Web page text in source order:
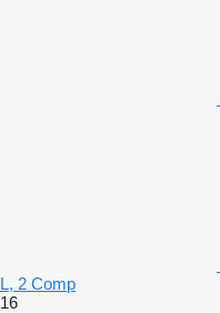
L, 2 Comp
16